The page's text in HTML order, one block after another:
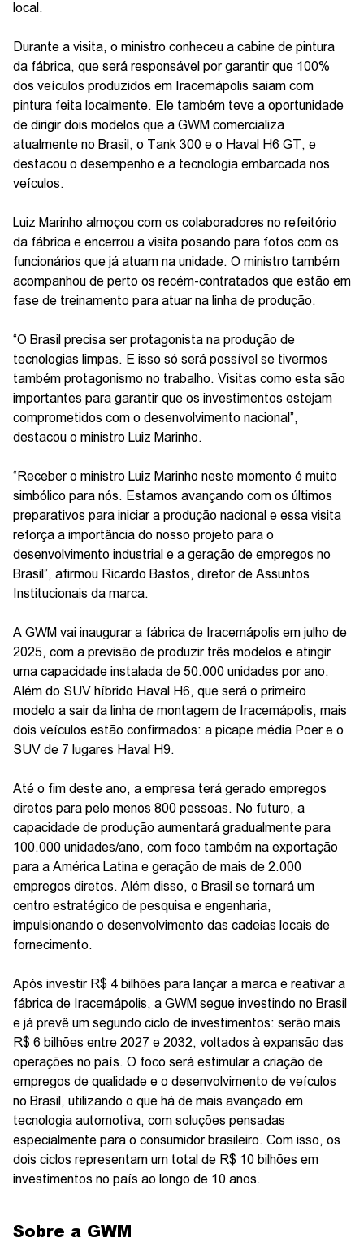
local.
Durante a visita, o ministro conheceu a cabine de pintura
da fábrica, que será responsável por garantir que 100%
dos veículos produzidos em Iracemápolis saiam com
pintura feita localmente. Ele também teve a oportunidade
de dirigir dois modelos que a GWM comercializa
atualmente no Brasil, o Tank 300 e o Haval H6 GT, e
destacou o desempenho e a tecnologia embarcada nos
veículos.
Luiz Marinho almoçou com os colaboradores no refeitório
da fábrica e encerrou a visita posando para fotos com os
funcionários que já atuam na unidade. O ministro também
acompanhou de perto os recém-contratados que estão em
fase de treinamento para atuar na linha de produção.
“O Brasil precisa ser protagonista na produção de
tecnologias limpas. E isso só será possível se tivermos
também protagonismo no trabalho. Visitas como esta são
importantes para garantir que os investimentos estejam
comprometidos com o desenvolvimento nacional”,
destacou o ministro Luiz Marinho.
“Receber o ministro Luiz Marinho neste momento é muito
simbólico para nós. Estamos avançando com os últimos
preparativos para iniciar a produção nacional e essa visita
reforça a importância do nosso projeto para o
desenvolvimento industrial e a geração de empregos no
Brasil”, afirmou Ricardo Bastos, diretor de Assuntos
Institucionais da marca.
A GWM vai inaugurar a fábrica de Iracemápolis em julho de
2025, com a previsão de produzir três modelos e atingir
uma capacidade instalada de 50.000 unidades por ano.
Além do SUV híbrido Haval H6, que será o primeiro
modelo a sair da linha de montagem de Iracemápolis, mais
dois veículos estão confirmados: a picape média Poer e o
SUV de 7 lugares Haval H9.
Até o fim deste ano, a empresa terá gerado empregos
diretos para pelo menos 800 pessoas. No futuro, a
capacidade de produção aumentará gradualmente para
100.000 unidades/ano, com foco também na exportação
para a América Latina e geração de mais de 2.000
empregos diretos. Além disso, o Brasil se tornará um
centro estratégico de pesquisa e engenharia,
impulsionando o desenvolvimento das cadeias locais de
fornecimento.
Após investir R$ 4 bilhões para lançar a marca e reativar a
fábrica de Iracemápolis, a GWM segue investindo no Brasil
e já prevê um segundo ciclo de investimentos: serão mais
R$ 6 bilhões entre 2027 e 2032, voltados à expansão das
operações no país. O foco será estimular a criação de
empregos de qualidade e o desenvolvimento de veículos
no Brasil, utilizando o que há de mais avançado em
tecnologia automotiva, com soluções pensadas
especialmente para o consumidor brasileiro. Com isso, os
dois ciclos representam um total de R$ 10 bilhões em
investimentos no país ao longo de 10 anos.
Sobre a GWM